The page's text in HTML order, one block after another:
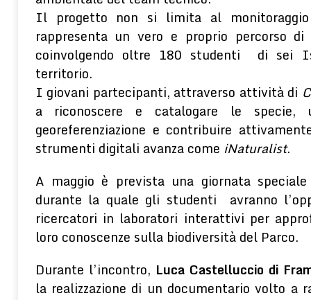
Il progetto non si limita al
rappresenta un vero e proprio percorso di
coinvolgendo oltre 180 studenti di sei
territorio.
I giovani partecipanti, attraverso attività di
a riconoscere e catalogare le specie,
georeferenziazione e contribuire
strumenti digitali avanza come iNaturalist.
A maggio è prevista una giornata
durante la quale gli studenti avranno
ricercatori in laboratori interattivi per
loro conoscenze sulla biodiversità del Parco.
Durante l’incontro, Luca Castelluccio di
la realizzazione di un documentario volto a